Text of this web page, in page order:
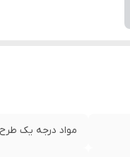
مواد درجه یک